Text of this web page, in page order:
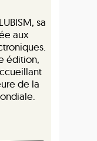
sa
aux
édition,
de la